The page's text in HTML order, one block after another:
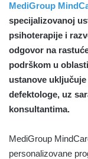
MediGroup
specijalizovanoj
psihoterapije i
odgovor na
podrškom u
ustanove
defektologe, uz
konsultantima.
MediGroup
personalizovane